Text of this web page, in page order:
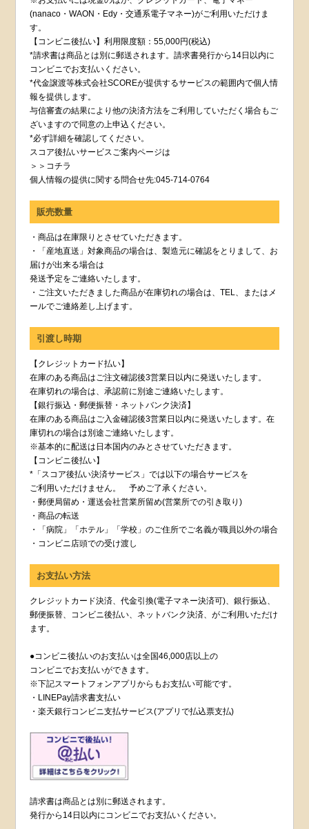
(nanaco・WAON・Edy・交通系電子マネー)がご利用いただけま
す。
【コンビニ後払い】利用限度額：55,000円(税込)
*請求書は商品とは別に郵送されます。請求書発行から14日以内に
コンビニでお支払いください。
*代金譲渡等株式会社SCOREが提供するサービスの範囲内で個人情
報を提供します。
与信審査の結果により他の決済方法をご利用していただく場合もご
ざいますので同意の上申込ください。
*必ず詳細を確認してください。
スコア後払いサービスご案内ページは
＞＞コチラ
個人情報の提供に関する問合せ先:045-714-0764
販売数量
・商品は在庫限りとさせていただきます。
・「産地直送」対象商品の場合は、製造元に確認をとりまして、お
届けが出来る場合は
発送予定をご連絡いたします。
・ご注文いただきました商品が在庫切れの場合は、TEL、またはメ
ールでご連絡差し上げます。
引渡し時期
【クレジットカード払い】
在庫のある商品はご注文確認後3営業日以内に発送いたします。
在庫切れの場合は、承認前に別途ご連絡いたします。
【銀行振込・郵便振替・ネットバンク決済】
在庫のある商品はご入金確認後3営業日以内に発送いたします。在
庫切れの場合は別途ご連絡いたします。
※基本的に配送は日本国内のみとさせていただきます。
【コンビニ後払い】
*「スコア後払い決済サービス」では以下の場合サービスを
ご利用いただけません。 予めご了承ください。
・郵便局留め・運送会社営業所留め(営業所での引き取り)
・商品の転送
・「病院」「ホテル」「学校」のご住所でご名義が職員以外の場合
・コンビニ店頭での受け渡し
お支払い方法
クレジットカード決済、代金引換(電子マネー決済可)、銀行振込、
郵便振替、コンビニ後払い、ネットバンク決済、がご利用いただけ
ます。
●コンビニ後払いのお支払いは全国46,000店以上の
コンビニでお支払いができます。
※下記スマートフォンアプリからもお支払い可能です。
・LINEPay請求書支払い
・楽天銀行コンビニ支払サービス(アプリで払込票支払)
請求書は商品とは別に郵送されます。
発行から14日以内にコンビニでお支払いください。